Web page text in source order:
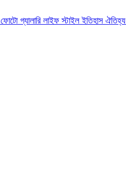
ফোটো গ্যালারি লাইফ স্টাইলইতিহাস ঐতিহ্য